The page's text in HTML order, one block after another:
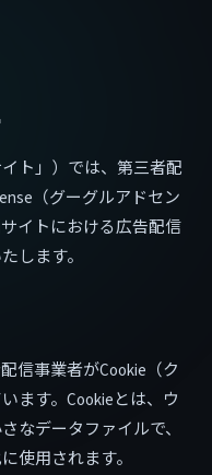
ト」）では、第三者配
（グーグルアドセン
イトにおける広告配信
します。
信事業者がCookie（ク
ます。Cookieとは、ウ
なデータファイルで、
使用されます。